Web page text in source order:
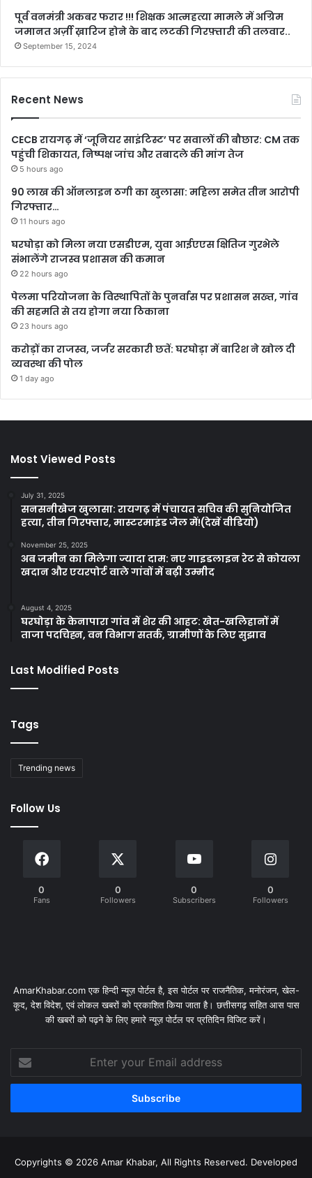
पूर्व वनमंत्री अकबर फरार !!! शिक्षक आत्महत्या मामले में अग्रिम
जमानत अर्ज़ी ख़ारिज होने के बाद लटकी गिरफ़्तारी की तलवार..
September 15, 2024
Recent News
CECB रायगढ़ में ‘जूनियर साइंटिस्ट’ पर सवालों की बौछार: CM तक
पहुंची शिकायत, निष्पक्ष जांच और तबादले की मांग तेज
5 hours ago
90 लाख की ऑनलाइन ठगी का खुलासा: महिला समेत तीन आरोपी
गिरफ्तार…
11 hours ago
घरघोड़ा को मिला नया एसडीएम, युवा आईएएस क्षितिज गुरभेले
संभालेंगे राजस्व प्रशासन की कमान
22 hours ago
पेलमा परियोजना के विस्थापितों के पुनर्वास पर प्रशासन सख्त, गांव
की सहमति से तय होगा नया ठिकाना
23 hours ago
करोड़ों का राजस्व, जर्जर सरकारी छतें: घरघोड़ा में बारिश ने खोल दी
व्यवस्था की पोल
1 day ago
Most Viewed Posts
July 31, 2025
सनसनीखेज खुलासा: रायगढ़ में पंचायत सचिव की सुनियोजित
हत्या, तीन गिरफ्तार, मास्टरमाइंड जेल में!(देखें वीडियो)
November 25, 2025
अब जमीन का मिलेगा ज्यादा दाम: नए गाइडलाइन रेट से कोयला
खदान और एयरपोर्ट वाले गांवों में बढ़ी उम्मीद
August 4, 2025
घरघोड़ा के केनापारा गांव में शेर की आहट: खेत-खलिहानों में
ताजा पदचिह्न, वन विभाग सतर्क, ग्रामीणों के लिए सुझाव
Last Modified Posts
Tags
Trending news
Follow Us
0
Fans
0
Followers
0
Subscribers
0
Followers
AmarKhabar.com एक हिन्दी न्यूज़ पोर्टल है, इस पोर्टल पर राजनैतिक, मनोरंजन, खेल-
कूद, देश विदेश, एवं लोकल खबरों को प्रकाशित किया जाता है। छत्तीसगढ़ सहित आस पास
की खबरों को पढ़ने के लिए हमारे न्यूज़ पोर्टल पर प्रतिदिन विजिट करें।
your
Email
Copyrights © 2026 Amar Khabar, All Rights Reserved. Developed